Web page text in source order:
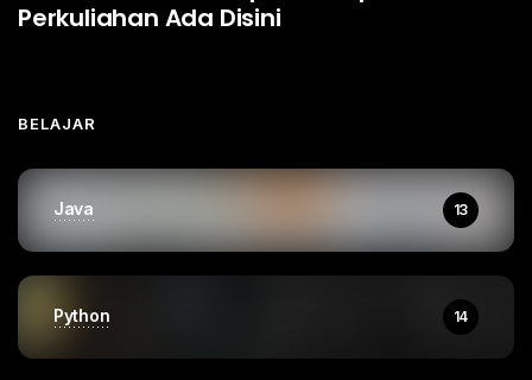
Perkuliahan Ada Disini
BELAJAR
Java 13
Python 14